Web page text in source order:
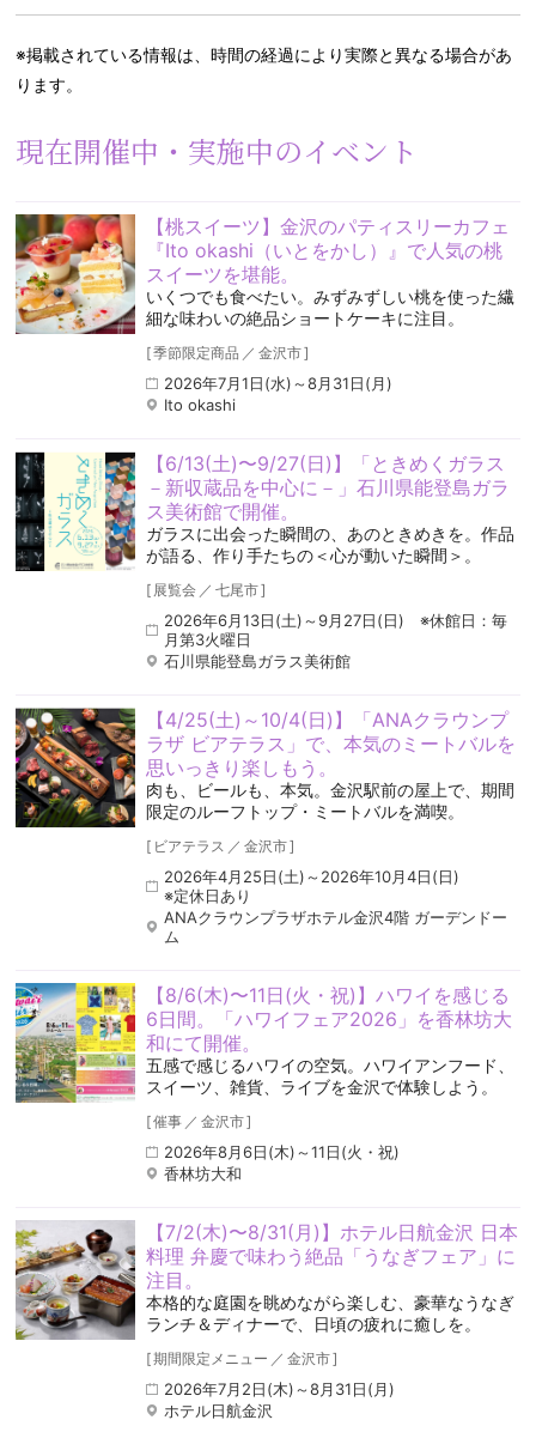
※掲載されている情報は、時間の経過により実際と異なる場合があ
ります。
現在開催中・実施中のイベント
【桃スイーツ】金沢のパティスリーカフェ
『Ito okashi（いとをかし）』で人気の桃
スイーツを堪能。
いくつでも食べたい。みずみずしい桃を使った繊
細な味わいの絶品ショートケーキに注目。
[季節限定商品 ／ 金沢市]
2026年7月1日(水)～8月31日(月)
Ito okashi
【6/13(土)〜9/27(日)】「ときめくガラス
－新収蔵品を中心に－」石川県能登島ガラ
ス美術館で開催。
ガラスに出会った瞬間の、あのときめきを。作品
が語る、作り手たちの＜心が動いた瞬間＞。
[ 展覧会 ／ 七尾市]
2026年6月13日(土)～9月27日(日) ※休館日：毎
月第3火曜日
石川県能登島ガラス美術館
【4/25(土)～10/4(日)】「ANAクラウンプ
ラザ ビアテラス」で、本気のミートバルを
思いっきり楽しもう。
肉も、ビールも、本気。金沢駅前の屋上で、期間
限定のルーフトップ・ミートバルを満喫。
[ ビアテラス ／ 金沢市]
2026年4月25日(土)～2026年10月4日(日)
※定休日あり
ANAクラウンプラザホテル金沢4階 ガーデンドー
ム
【8/6(木)〜11日(火・祝)】ハワイを感じる
6日間。「ハワイフェア2026」を香林坊大
和にて開催。
五感で感じるハワイの空気️。ハワイアンフード、
スイーツ、雑貨、ライブを金沢で体験しよう。
[催事 ／ 金沢市]
2026年8月6日(木)～11日(火・祝)
香林坊大和
【7/2(木)〜8/31(月)】ホテル日航金沢 日本
料理 弁慶で味わう絶品「うなぎフェア」に
注目。
本格的な庭園を眺めながら楽しむ、豪華なうなぎ
ランチ＆ディナーで、日頃の疲れに癒しを。
[期間限定メニュー ／ 金沢市]
2026年7月2日(木)～8月31日(月)
ホテル日航金沢